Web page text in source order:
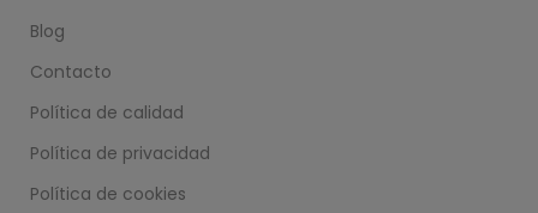
Blog
Contacto
Política de calidad
Política de privacidad
Política de cookies